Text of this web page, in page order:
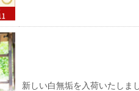
新しい白無垢を入荷いたしま